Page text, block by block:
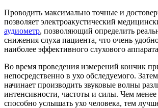
Проводить максимально точные и
позволяет электроакустический
аудиометр, позволяющий определить
снижения слуха пациента, что очень
наиболее эффективного слухового
Во время проведения измерений кончик
непосредственно в ухо обследуемого.
начинает производить звуковые волны
интенсивности, частоты и силы. Чем
способно услышать ухо человека, тем